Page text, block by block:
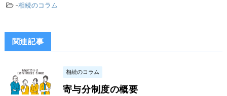
-相続のコラム
関連記事
相続のコラム
寄与分制度の概要